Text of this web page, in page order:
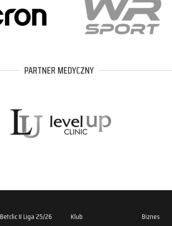
PARTNER MEDYCZNY
Betclic II Liga 25/26
Klub
Biznes